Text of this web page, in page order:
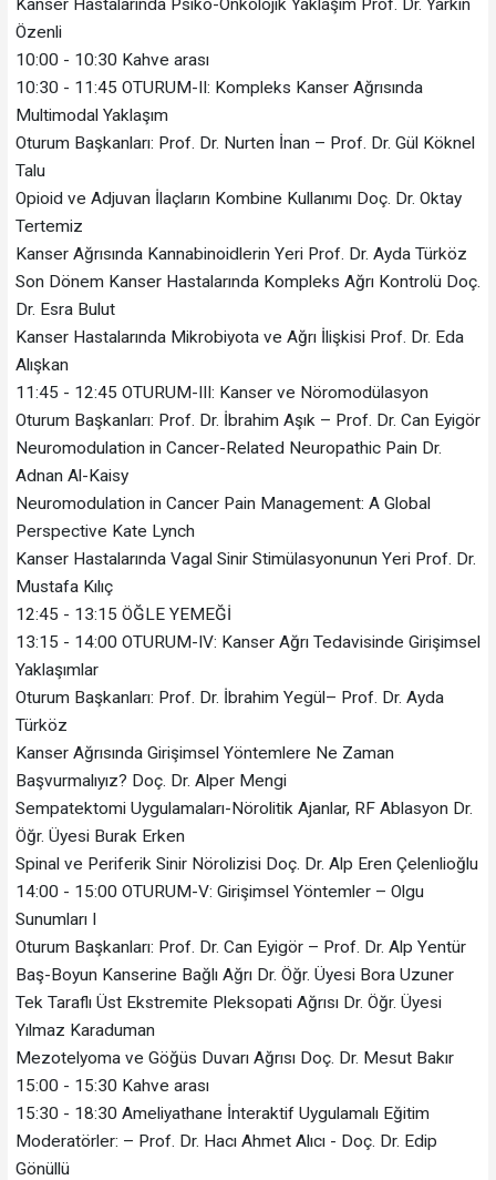
Kanser Hastalarında Psiko-Onkolojik Yaklaşım Prof. Dr. Yarkın
Özenli
10:00 - 10:30 Kahve arası
10:30 - 11:45 OTURUM-II: Kompleks Kanser Ağrısında
Multimodal Yaklaşım
Oturum Başkanları: Prof. Dr. Nurten İnan – Prof. Dr. Gül Köknel
Talu
Opioid ve Adjuvan İlaçların Kombine Kullanımı Doç. Dr. Oktay
Tertemiz
Kanser Ağrısında Kannabinoidlerin Yeri Prof. Dr. Ayda Türköz
Son Dönem Kanser Hastalarında Kompleks Ağrı Kontrolü Doç.
Dr. Esra Bulut
Kanser Hastalarında Mikrobiyota ve Ağrı İlişkisi Prof. Dr. Eda
Alışkan
11:45 - 12:45 OTURUM-III: Kanser ve Nöromodülasyon
Oturum Başkanları: Prof. Dr. İbrahim Aşık – Prof. Dr. Can Eyigör
Neuromodulation in Cancer-Related Neuropathic Pain Dr.
Adnan Al-Kaisy
Neuromodulation in Cancer Pain Management: A Global
Perspective Kate Lynch
Kanser Hastalarında Vagal Sinir Stimülasyonunun Yeri Prof. Dr.
Mustafa Kılıç
12:45 - 13:15 ÖĞLE YEMEĞİ
13:15 - 14:00 OTURUM-IV: Kanser Ağrı Tedavisinde Girişimsel
Yaklaşımlar
Oturum Başkanları: Prof. Dr. İbrahim Yegül– Prof. Dr. Ayda
Türköz
Kanser Ağrısında Girişimsel Yöntemlere Ne Zaman
Başvurmalıyız? Doç. Dr. Alper Mengi
Sempatektomi Uygulamaları-Nörolitik Ajanlar, RF Ablasyon Dr.
Öğr. Üyesi Burak Erken
Spinal ve Periferik Sinir Nörolizisi Doç. Dr. Alp Eren Çelenlioğlu
14:00 - 15:00 OTURUM-V: Girişimsel Yöntemler – Olgu
Sunumları I
Oturum Başkanları: Prof. Dr. Can Eyigör – Prof. Dr. Alp Yentür
Baş-Boyun Kanserine Bağlı Ağrı Dr. Öğr. Üyesi Bora Uzuner
Tek Taraflı Üst Ekstremite Pleksopati Ağrısı Dr. Öğr. Üyesi
Yılmaz Karaduman
Mezotelyoma ve Göğüs Duvarı Ağrısı Doç. Dr. Mesut Bakır
15:00 - 15:30 Kahve arası
15:30 - 18:30 Ameliyathane İnteraktif Uygulamalı Eğitim
Moderatörler: – Prof. Dr. Hacı Ahmet Alıcı - Doç. Dr. Edip
Gönüllü